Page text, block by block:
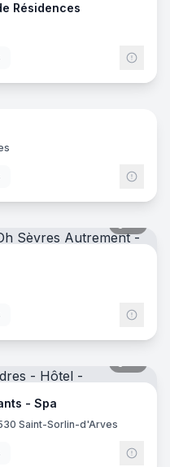
Résidences
44
- Spa
Saint-Sorlin-d'Arves